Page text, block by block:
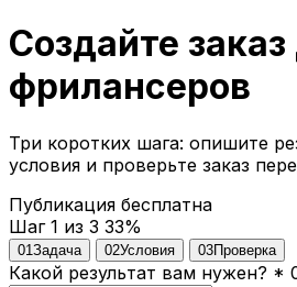
Создайте заказ
фрилансеров
Три коротких шага: опишите
условия и проверьте заказ
Публикация бесплатна
Шаг 1 из 3 33%
01 Задача 02Условия 03Проверка
Какой результат вам нужен? *